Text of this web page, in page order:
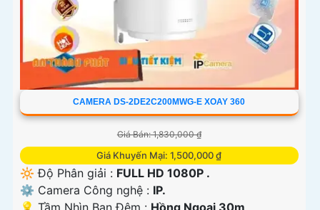
CAMERA DS-2DE2C200MWG-E XOAY 360
Giá Bán: 1,830,000 ₫
Giá Khuyến Mại: 1,500,000 ₫
🔆 Độ Phân giải : FULL HD 1080P .
⚙ Camera Công nghệ : IP.